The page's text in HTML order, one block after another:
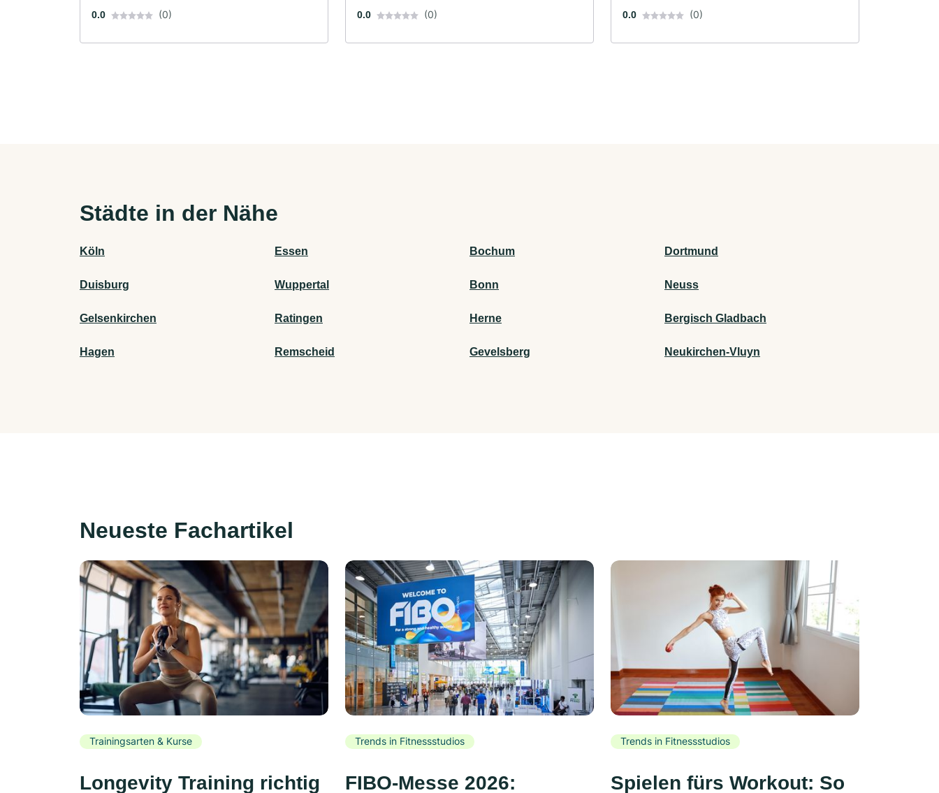
0.0 (0) 0.0 (0) 0.0 (0)
Städte in der Nähe
Köln Essen Bochum Dortmund
Duisburg Wuppertal Bonn Neuss
Gelsenkirchen Ratingen Herne Bergisch Gladbach
Hagen Remscheid Gevelsberg Neukirchen-Vluyn
Neueste Fachartikel
Trainingsarten & Kurse
Longevity Training richtig
Trends in Fitnessstudios
FIBO-Messe 2026:
Trends in Fitnessstudios
Spielen fürs Workout: So